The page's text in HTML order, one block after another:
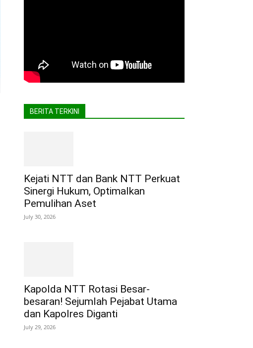
BERITA TERKINI
Kejati NTT dan Bank NTT Perkuat
Sinergi Hukum, Optimalkan
Pemulihan Aset
July 30, 2026
Kapolda NTT Rotasi Besar-
besaran! Sejumlah Pejabat Utama
dan Kapolres Diganti
July 29, 2026